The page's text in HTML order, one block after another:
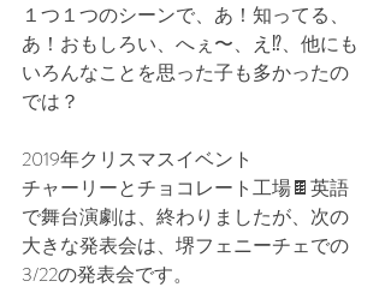
１つ１つのシーンで、あ！知ってる、
あ！おもしろい、へぇ〜、え⁉️、他にも
いろんなことを思った子も多かったの
では？
2019年クリスマスイベント
チャーリーとチョコレート工場🍫英語
で舞台演劇は、終わりましたが、次の
大きな発表会は、堺フェニーチェでの
3/22の発表会です。